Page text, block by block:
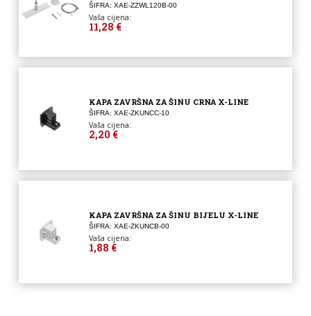
ŠIFRA: XAE-ZZWL120B-00
Vaša cijena:
11,28 €
KAPA ZAVRŠNA ZA ŠINU CRNA X-LINE
ŠIFRA: XAE-ZKUNCC-10
Vaša cijena:
2,20 €
KAPA ZAVRŠNA ZA ŠINU BIJELU X-LINE
ŠIFRA: XAE-ZKUNCB-00
Vaša cijena:
1,88 €